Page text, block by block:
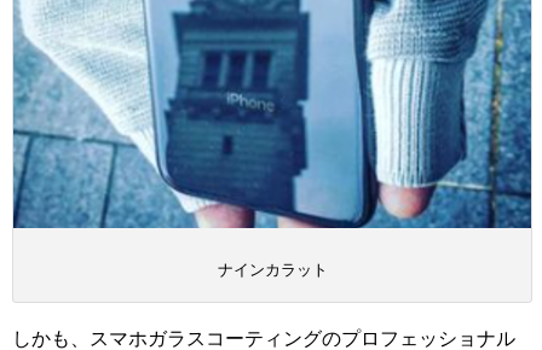
ナインカラット
しかも、スマホガラスコーティングのプロフェッショナル